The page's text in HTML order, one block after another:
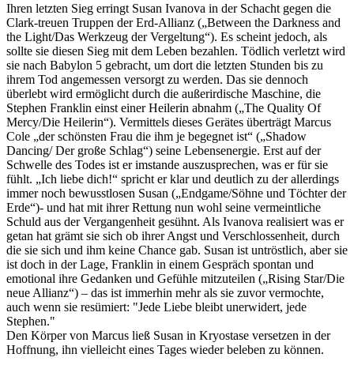
Ihren letzten Sieg erringt Susan Ivanova in der Schacht gegen die
Clark-treuen Truppen der Erd-Allianz („Between the Darkness and
the Light/Das Werkzeug der Vergeltung“). Es scheint jedoch, als
sollte sie diesen Sieg mit dem Leben bezahlen. Tödlich verletzt wird
sie nach Babylon 5 gebracht, um dort die letzten Stunden bis zu
ihrem Tod angemessen versorgt zu werden. Das sie dennoch
überlebt wird ermöglicht durch die außerirdische Maschine, die
Stephen Franklin einst einer Heilerin abnahm („The Quality Of
Mercy/Die Heilerin“). Vermittels dieses Gerätes überträgt Marcus
Cole „der schönsten Frau die ihm je begegnet ist“ („Shadow
Dancing/ Der große Schlag“) seine Lebensenergie. Erst auf der
Schwelle des Todes ist er imstande auszusprechen, was er für sie
fühlt. „Ich liebe dich!“ spricht er klar und deutlich zu der allerdings
immer noch bewusstlosen Susan („Endgame/Söhne und Töchter der
Erde“)- und hat mit ihrer Rettung nun wohl seine vermeintliche
Schuld aus der Vergangenheit gesühnt. Als Ivanova realisiert was er
getan hat grämt sie sich ob ihrer Angst und Verschlossenheit, durch
die sie sich und ihm keine Chance gab. Susan ist untröstlich, aber sie
ist doch in der Lage, Franklin in einem Gespräch spontan und
emotional ihre Gedanken und Gefühle mitzuteilen („Rising Star/Die
neue Allianz“) – das ist immerhin mehr als sie zuvor vermochte,
auch wenn sie resümiert: "Jede Liebe bleibt unerwidert, jede
Stephen."
Den Körper von Marcus ließ Susan in Kryostase versetzen in der
Hoffnung, ihn vielleicht eines Tages wieder beleben zu können.